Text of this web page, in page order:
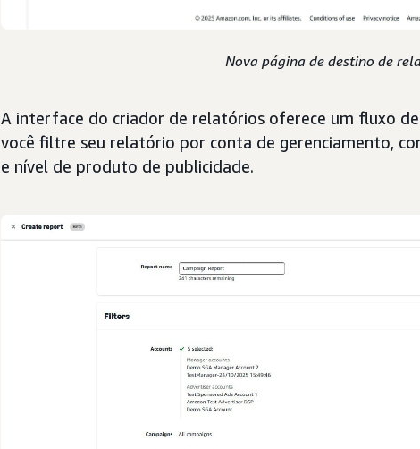
Nova página de destino de
A interface do criador de relatórios oferece um fluxo
você filtre seu relatório por conta de gerenciamento,
e nível de produto de publicidade.